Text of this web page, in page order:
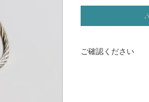
ご確認ください